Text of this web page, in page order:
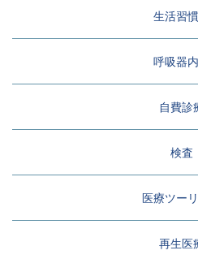
生活習
呼吸器
自費診
検査
医療ツー
再生医